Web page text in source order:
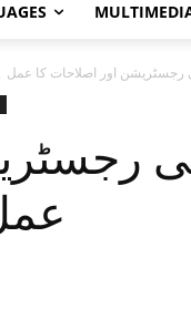
اور اصلاحات کا عمل